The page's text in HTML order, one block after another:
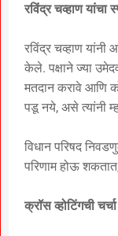
रविंद्र चव्हाण यांचा
रविंद्र चव्हाण यांनी
केले. पक्षाने ज्या
मतदान करावे आणि
पडू नये, असे त्यांनी
विधान परिषद
परिणाम होऊ
क्रॉस व्होटिंगची